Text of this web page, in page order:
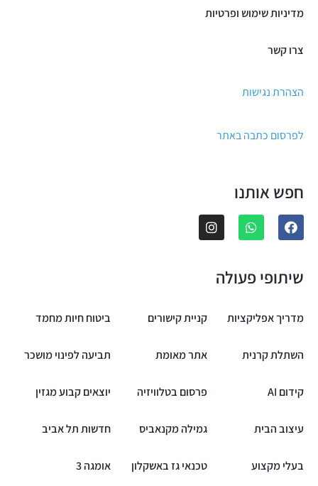
מדיניות שימוש ופרטיות
צרו קשר
הצהרת נגישות
לפרסום כתבה באתר
חפש אותנו
שיתופי פעולה
מדריך אפליקציות קניית קישורים ביטוח חיות מחמד
השתלת קרנית אתר מאומת תביעה לפינוי מושכר
קידום AI פרסום בטלוויזיה יוצאים קבוע מגזין
עיצוב הבית גמילה מקנאביס חדשות תל אביב
בעלי מקצוע טכנאי גז באשקלון אומגה 3